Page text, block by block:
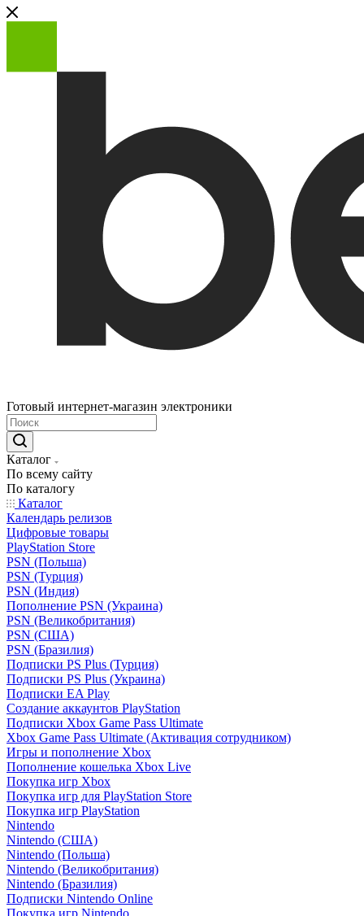
Готовый интернет-магазин электроники
Каталог
По всему сайту
По каталогу
Каталог
Календарь релизов
Цифровые товары
PlayStation Store
PSN (Польша)
PSN (Турция)
PSN (Индия)
Пополнение PSN (Украина)
PSN (Великобритания)
PSN (США)
PSN (Бразилия)
Подписки PS Plus (Турция)
Подписки PS Plus (Украина)
Подписки EA Play
Создание аккаунтов PlayStation
Подписки Xbox Game Pass Ultimate
Xbox Game Pass Ultimate (Активация сотрудником)
Игры и пополнение Xbox
Пополнение кошелька Xbox Live
Покупка игр Xbox
Покупка игр для PlayStation Store
Покупка игр PlayStation
Nintendo
Nintendo (США)
Nintendo (Польша)
Nintendo (Великобритания)
Nintendo (Бразилия)
Подписки Nintendo Online
Покупка игр Nintendo